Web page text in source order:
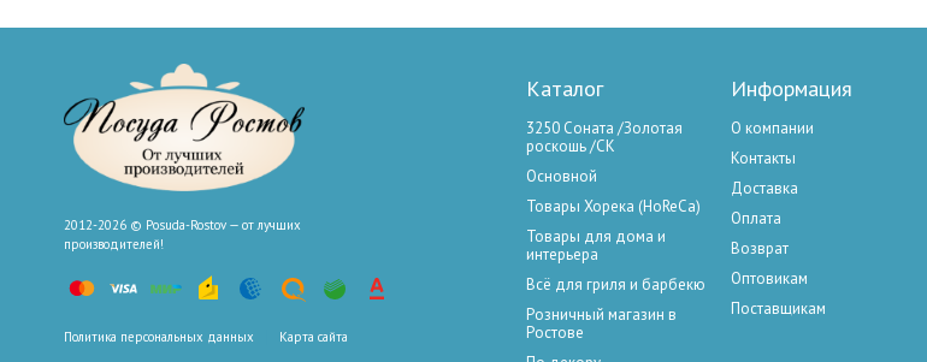
2012-2026 © Posuda-Rostov — от лучших
производителей!
Политика персональных данных Карта сайта
Каталог
3250 Соната /Золотая
роскошь /СК
Основной
Товары Хорека (HoReCa)
Товары для дома и
интерьера
Всё для гриля и барбекю
Розничный магазин в
Ростове
Информация
О компании
Контакты
Доставка
Оплата
Возврат
Оптовикам
Поставщикам